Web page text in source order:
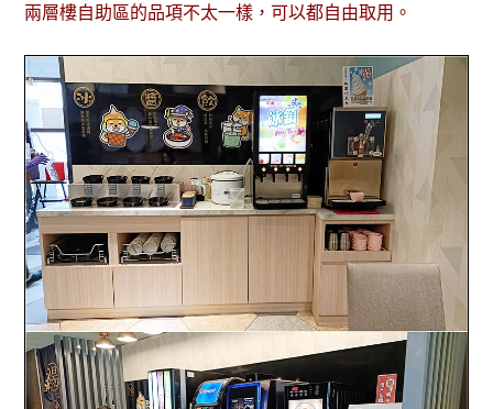
兩層樓自助區的品項不太一樣，可以都自由取用。